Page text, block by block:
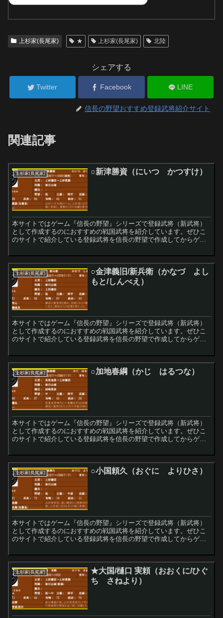
上杉家(長尾家) ★ 上杉家(長尾家) 北陸
シェアする
Twitter Facebook LINE
信長の野望おすすめ登録武将紹介サイト
関連記事
上杉家(長尾家) ○新津勝資（にいつ かつすけ）
本サイトではゲーム『信長の野望』シリーズで登録武将（新武将）
として作成するのにおすすめの戦国武将を紹介しています。ぜひこ
のサイトで紹介している登録武将を信長の野望で作成してからゲー
上杉家(長尾家)
○金津義旧/新兵衛（かなづ よし
もと/しんべえ）
本サイトではゲーム『信長の野望』シリーズで登録武将（新武将）
として作成するのにおすすめの戦国武将を紹介しています。ぜひこ
のサイトで紹介している登録武将を信長の野望で作成してからゲー
上杉家(長尾家) ○加地春綱（かじ はるつな）
本サイトではゲーム『信長の野望』シリーズで登録武将（新武将）
として作成するのにおすすめの戦国武将を紹介しています。ぜひこ
のサイトで紹介している登録武将を信長の野望で作成してからゲー
上杉家(長尾家) ○小国頼久（おぐに よりひさ）
本サイトではゲーム『信長の野望』シリーズで登録武将（新武将）
として作成するのにおすすめの戦国武将を紹介しています。ぜひこ
のサイトで紹介している登録武将を信長の野望で作成してからゲー
上杉家(長尾家)
★大国/樋口 実頼（おおくに/ひぐ
ち さねより）